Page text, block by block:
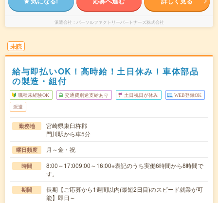
派遣会社 パーソルファクトリーパートナーズ株式会社
未読
給与即払いOK！高時給！土日休み！車体部品
の製造・組付
職種未経験OK 交通費別途支給あり 土日祝日が休み WEB登録OK
派遣
勤務地
宮崎県東臼杵郡
門川駅から車5分
曜日頻度 月～金・祝
時間
8:00～17:009:00～16:00※表記のうち実働6時間から8時間で
す。
期間
長期【ご応募から1週間以内(最短2日目)のスピード就業が可
能】即日～